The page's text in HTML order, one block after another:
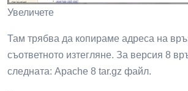
Увеличете
Там трябва да копираме адреса на
съответното изтегляне. За версия 8
следната: Apache 8 tar.gz файл.